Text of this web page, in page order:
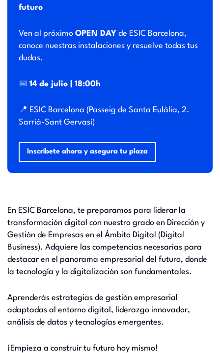
futuro
Ven al próximo OPEN DAY de ESIC Barcelona,
conoce nuestras instalaciones y resuelve todas tus
dudas.
📅 14 de julio | 18:00h
📍 ESIC Barcelona (Passeig de Santa Eulàlia, 2.
Sarrià-Sant Gervasi)
Inscríbete ahora y asegura tu plaza
En ESIC Barcelona, te preparamos para liderar la
transformación digital con nuestro grado en Dirección y
Gestión de Empresas en el Ámbito Digital (Digital
Business). Adquiere las competencias necesarias para
destacar en el panorama empresarial del futuro, donde
la tecnología y la digitalización son fundamentales.
Aprenderás estrategias de gestión empresarial
adaptadas al entorno digital, liderazgo innovador,
análisis de datos y tecnologías emergentes.
¡Empieza a construir tu futuro hoy mismo!